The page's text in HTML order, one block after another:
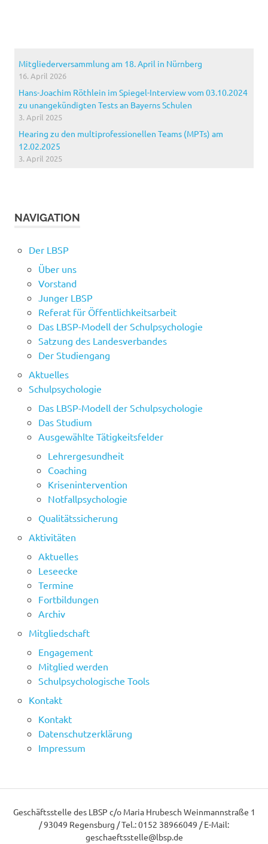
Mitgliederversammlung am 18. April in Nürnberg
16. April 2026
Hans-Joachim Röthlein im Spiegel-Interview vom 03.10.2024
zu unangekündigten Tests an Bayerns Schulen
3. April 2025
Hearing zu den multiprofessionellen Teams (MPTs) am
12.02.2025
3. April 2025
NAVIGATION
Der LBSP
Über uns
Vorstand
Junger LBSP
Referat für Öffentlichkeitsarbeit
Das LBSP-Modell der Schulpsychologie
Satzung des Landesverbandes
Der Studiengang
Aktuelles
Schulpsychologie
Das LBSP-Modell der Schulpsychologie
Das Studium
Ausgewählte Tätigkeitsfelder
Lehrergesundheit
Coaching
Krisenintervention
Notfallpsychologie
Qualitätssicherung
Aktivitäten
Aktuelles
Leseecke
Termine
Fortbildungen
Archiv
Mitgliedschaft
Engagement
Mitglied werden
Schulpsychologische Tools
Kontakt
Kontakt
Datenschutzerklärung
Impressum
Geschäftsstelle des LBSP c/o Maria Hrubesch Weinmannstraße 1
/ 93049 Regensburg / Tel.: 0152 38966049 / E-Mail:
geschaeftsstelle@lbsp.de